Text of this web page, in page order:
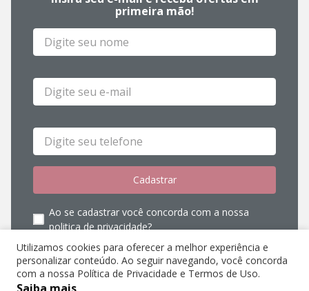
Utilizamos cookies para oferecer a melhor experiência e
personalizar conteúdo. Ao seguir navegando, você concorda
com a nossa Política de Privacidade e Termos de Uso.